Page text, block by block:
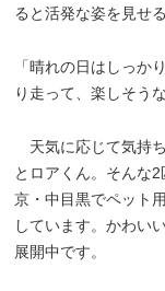
ると活発な姿を見せ
「晴れの日はしっか
り走って、楽しそう
天気に応じて気持
とロアくん。そんな
京・中目黒でペット
しています。かわい
展開中です。